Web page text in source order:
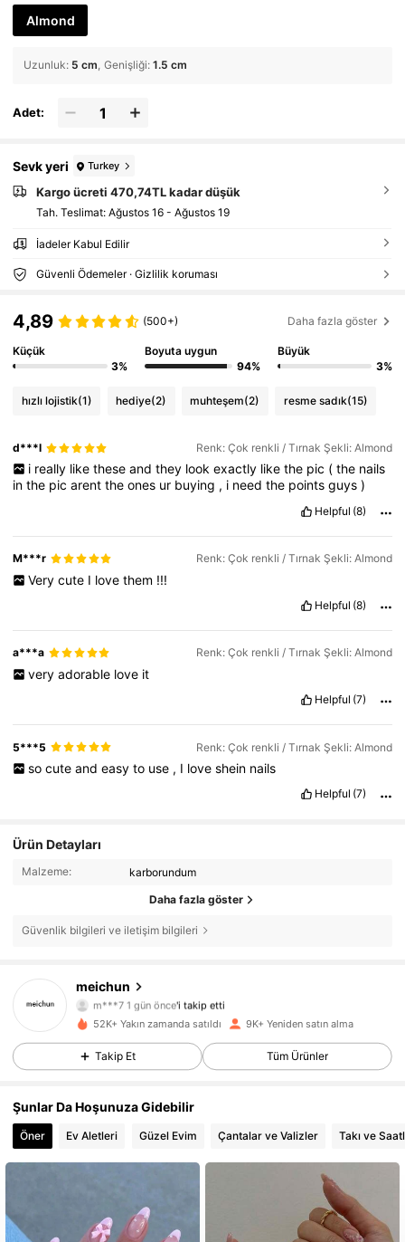
Almond
Uzunluk: 5 cm Genişliği: 1.5 cm
Adet:
Sevk yeri Turkey
Kargo ücreti 470,74TL kadar düşük
Tah. Teslimat: Ağustos 16 - Ağustos 19
İadeler Kabul Edilir
Güvenli Ödemeler · Gizlilik koruması
4,89 (500+) Daha fazla göster
Küçük
3%
Boyuta uygun
94%
Büyük
3%
hızlı lojistik(1) hediye(2) muhteşem(2) resme sadık(15)
d***l Renk: Çok renkli / Tırnak Şekli: Almond
i really like these and they look exactly like the pic ( the nails
inthe picarenttheones ur buying , i needthe pointsguys)
Helpful (8)
M***r Renk: Çok renkli / Tırnak Şekli: Almond
Very cute I love them !!!
Helpful (8)
a***a Renk: Çok renkli / Tırnak Şekli: Almond
very adorable love it
Helpful (7)
5***5 Renk: Çok renkli / Tırnak Şekli: Almond
so cute and easy to use , I love shein nails
Helpful (7)
Ürün Detayları
Malzeme: karborundum
Daha fazla göster
Güvenlik bilgileri ve iletişim bilgileri
meichun
4,85
1.5K Takipçiler
g***zgöz atıyor
4,85
1.5K Takipçiler
4,85 1.5K Takipçiler
4,85
4,85 1.5K Takipçiler
1.5K Takipçiler
52K+ Yakın zamanda satıldı 9K+ Yeniden satın alma
Takip Et Tüm Ürünler
Şunlar Da Hoşunuza Gidebilir
Öner Ev Aletleri Güzel Evim Çantalar ve Valizler Takı ve